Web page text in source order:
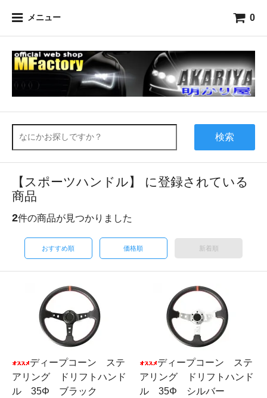
メニュー 0
検索
【スポーツハンドル】 に登録されている
商品
2件の商品が見つかりました
おすすめ順 価格順 新着順
ディープコーン ステ
アリング ドリフトハンド
ル 35Φ ブラック
ディープコーン ステ
アリング ドリフトハンド
ル 35Φ シルバー